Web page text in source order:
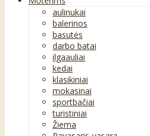
aulinukai
balerinos
basutės
darbo batai
ilgaauliai
kedai
klasikiniai
mokasinai
sportbačiai
turistiniai
Žiema